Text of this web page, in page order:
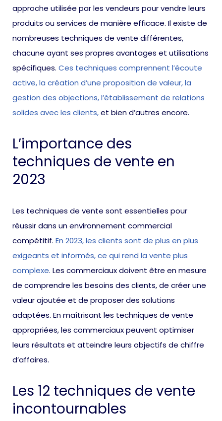
approche utilisée par les vendeurs pour vendre leurs
produits ou services de manière efficace. Il existe de
nombreuses techniques de vente différentes,
chacune ayant ses propres avantages et utilisations
spécifiques. Ces techniques comprennent l’écoute
active, la création d’une proposition de valeur, la
gestion des objections, l’établissement de relations
solides avec les clients,et bien d’autres encore.
L’importance des
techniques de vente en
2023
Les techniques de vente sont essentielles pour
réussir dans un environnement commercial
compétitif. En 2023, les clients sont de plus en plus
exigeants et informés, ce qui rend la vente plus
complexe. Les commerciaux doivent être en mesure
de comprendre les besoins des clients, de créer une
valeur ajoutée et de proposer des solutions
adaptées. En maîtrisant les techniques de vente
appropriées, les commerciaux peuvent optimiser
leurs résultats et atteindre leurs objectifs de chiffre
d’affaires.
Les 12 techniques de vente
incontournables